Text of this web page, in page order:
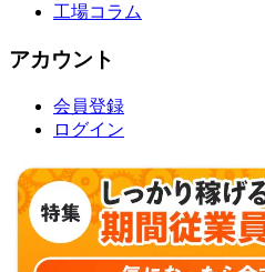
工場コラム
アカウント
会員登録
ログイン